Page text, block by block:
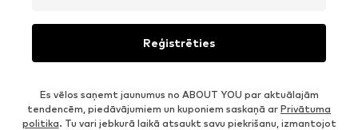
Reģistrēties
Es vēlos saņemt jaunumus no ABOUT YOU par aktuālajām
tendencēm, piedāvājumiem un kuponiem saskaņā ar Privātuma
politika. Tu vari jebkurā laikā atsaukt savu piekrišanu, izmantojot